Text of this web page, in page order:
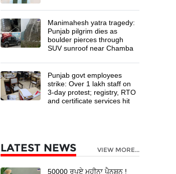
Manimahesh yatra tragedy:
Punjab pilgrim dies as
boulder pierces through
SUV sunroof near Chamba
Punjab govt employees
strike: Over 1 lakh staff on
3-day protest; registry, RTO
and certificate services hit
LATEST NEWS VIEW MORE...
50000 ਰੁਪਏ ਮਹੀਨਾ ਪੈਨਸ਼ਨ !